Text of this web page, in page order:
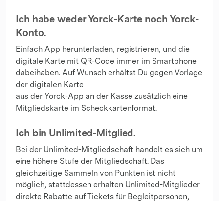
Ich habe weder Yorck-Karte noch Yorck-
Konto.
Einfach App herunterladen, registrieren, und die
digitale Karte mit QR-Code immer im Smartphone
dabeihaben. Auf Wunsch erhältst Du gegen Vorlage
der digitalen Karte
aus der Yorck-App an der Kasse zusätzlich eine
Mitgliedskarte im Scheckkartenformat.
Ich bin Unlimited-Mitglied.
Bei der Unlimited-Mitgliedschaft handelt es sich um
eine höhere Stufe der Mitgliedschaft. Das
gleichzeitige Sammeln von Punkten ist nicht
möglich, stattdessen erhalten Unlimited-Mitglieder
direkte Rabatte auf Tickets für Begleitpersonen,